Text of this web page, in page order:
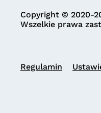
Copyright © 2020-
Wszelkie prawa
Regulamin